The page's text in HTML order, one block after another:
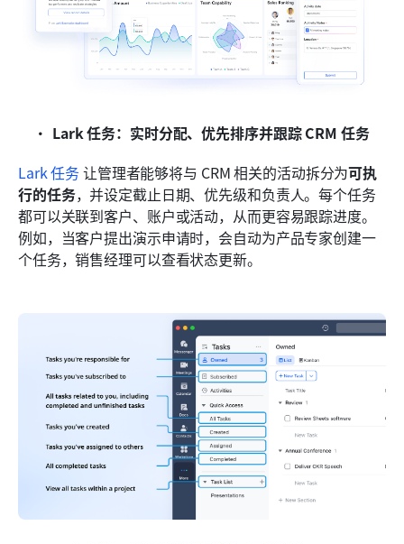
Lark 任务：实时分配、优先排序并跟踪 CRM 任务
Lark 任务 让管理者能够将与 CRM 相关的活动拆分为可执
行的任务，并设定截止日期、优先级和负责人。每个任务
都可以关联到客户、账户或活动，从而更容易跟踪进度。
例如，当客户提出演示申请时，会自动为产品专家创建一
个任务，销售经理可以查看状态更新。